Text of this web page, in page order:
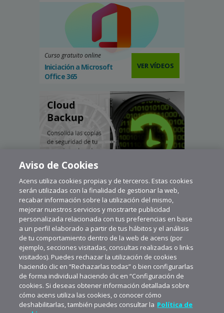
Curso gratuito online
Iniciación a Microsoft
Office 365
VER VÍDEOS
Aviso de Cookies
Acens utiliza cookies propias y de terceros. Estas cookies
serán utilizadas con la finalidad de gestionar la web,
recabar información sobre la utilización del mismo,
mejorar nuestros servicios y mostrarte publicidad
personalizada relacionada con tus preferencias en base
a un perfil elaborado a partir de tus hábitos y el análisis
de tu comportamiento dentro de la web de acens (por
ejemplo, secciones visitadas, consultas realizadas o links
visitados). Puedes rechazar la utilización de cookies
haciendo clic en “Rechazarlas todas” o bien configurarlas
de forma individual haciendo clic en “Configuración de
cookies. Si deseas obtener información detallada sobre
cómo acens utiliza las cookies, o conocer cómo
deshabilitarlas, también puedes consultar la Política de